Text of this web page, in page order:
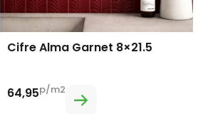
Cifre Alma Garnet 8×21.5
64,95p/m2